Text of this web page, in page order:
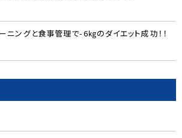
ニングと食事管理で-6㎏のダイエット成功！！